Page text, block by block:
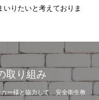
りたいと考えておりま
取り組み
ー様と協力して、安全衛生教